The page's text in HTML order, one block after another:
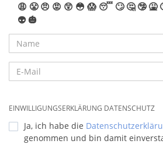
😩 😤 😠 😡 😲 😳 😱 😴 🙄 🤔 🤥 🤮
👽 🎃
EINWILLIGUNGSERKLÄRUNG DATENSCHUTZ
Ja, ich habe die
genommen und bin damit